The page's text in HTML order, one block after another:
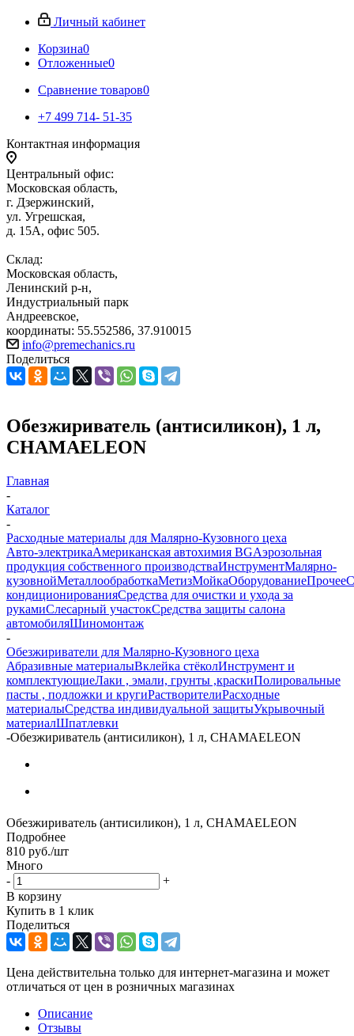
Личный кабинет
Корзина0
Отложенные0
Сравнение товаров0
+7 499 714- 51-35
Контактная информация
Центральный офис:
Московская область,
г. Дзержинский,
ул. Угрешская,
д. 15А, офис 505.
Склад:
Московская область,
Ленинский р-н,
Индустриальный парк
Андреевское,
координаты: 55.552586, 37.910015
info@premechanics.ru
Поделиться
Обезжириватель (антисиликон), 1 л,
CHAMAELEON
Главная
-
Каталог
-
Расходные материалы для Малярно-Кузовного цеха
Авто-электрикаАмериканская автохимия BGАэрозольная
продукция собственного производстваИнструментМалярно-
кузовнойМеталлообработкаМетизМойкаОборудованиеПрочее
кондиционированияСредства для очистки и ухода за
рукамиСлесарный участокСредства защиты салона
автомобиляШиномонтаж
-
Обезжириватели для Малярно-Кузовного цеха
Абразивные материалыВклейка стёколИнструмент и
комплектующиеЛаки , эмали, грунты ,краскиПолировальные
пасты , подложки и кругиРастворителиРасходные
материалыСредства индивидуальной защитыУкрывочный
материалШпатлевки
-Обезжириватель (антисиликон), 1 л, CHAMAELEON
Обезжириватель (антисиликон), 1 л, CHAMAELEON
Подробнее
810 руб./шт
Много
-
+
В корзину
Купить в 1 клик
Поделиться
Цена действительна только для интернет-магазина и может
отличаться от цен в розничных магазинах
Описание
Отзывы